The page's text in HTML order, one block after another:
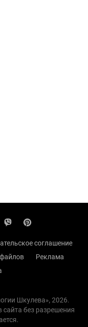
соглашение
Реклама
Шкулева», 2026.
без разрешения